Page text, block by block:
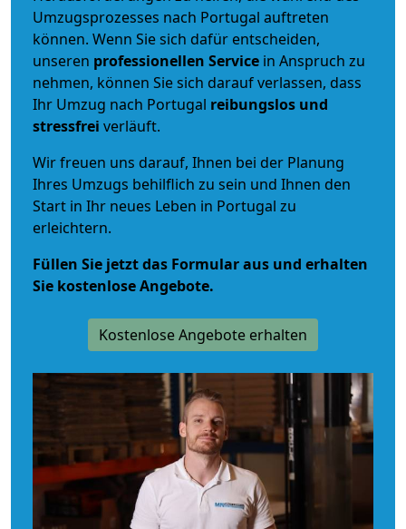
Umzugsprozesses nach Portugal auftreten
können. Wenn Sie sich dafür entscheiden,
unseren professionellen Service in Anspruch zu
nehmen, können Sie sich darauf verlassen, dass
Ihr Umzug nach Portugal reibungslos und
stressfrei verläuft.
Wir freuen uns darauf, Ihnen bei der Planung
Ihres Umzugs behilflich zu sein und Ihnen den
Start in Ihr neues Leben in Portugal zu
erleichtern.
Füllen Sie jetzt das Formular aus und erhalten
Sie kostenlose Angebote.
Kostenlose Angebote erhalten